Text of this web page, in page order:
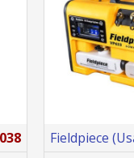
Fieldpiece